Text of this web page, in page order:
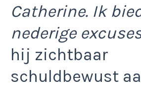
Catherine. Ik
nederige
hij zichtbaar
schuldbewust